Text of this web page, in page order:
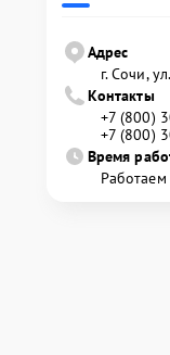
Адрес
г. Сочи,
Контакты
+7 (800)
+7 (800)
Время